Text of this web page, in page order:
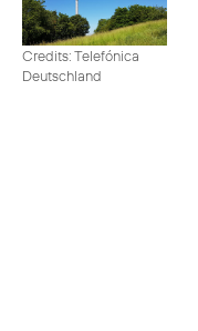
Credits: Telefónica
Deutschland